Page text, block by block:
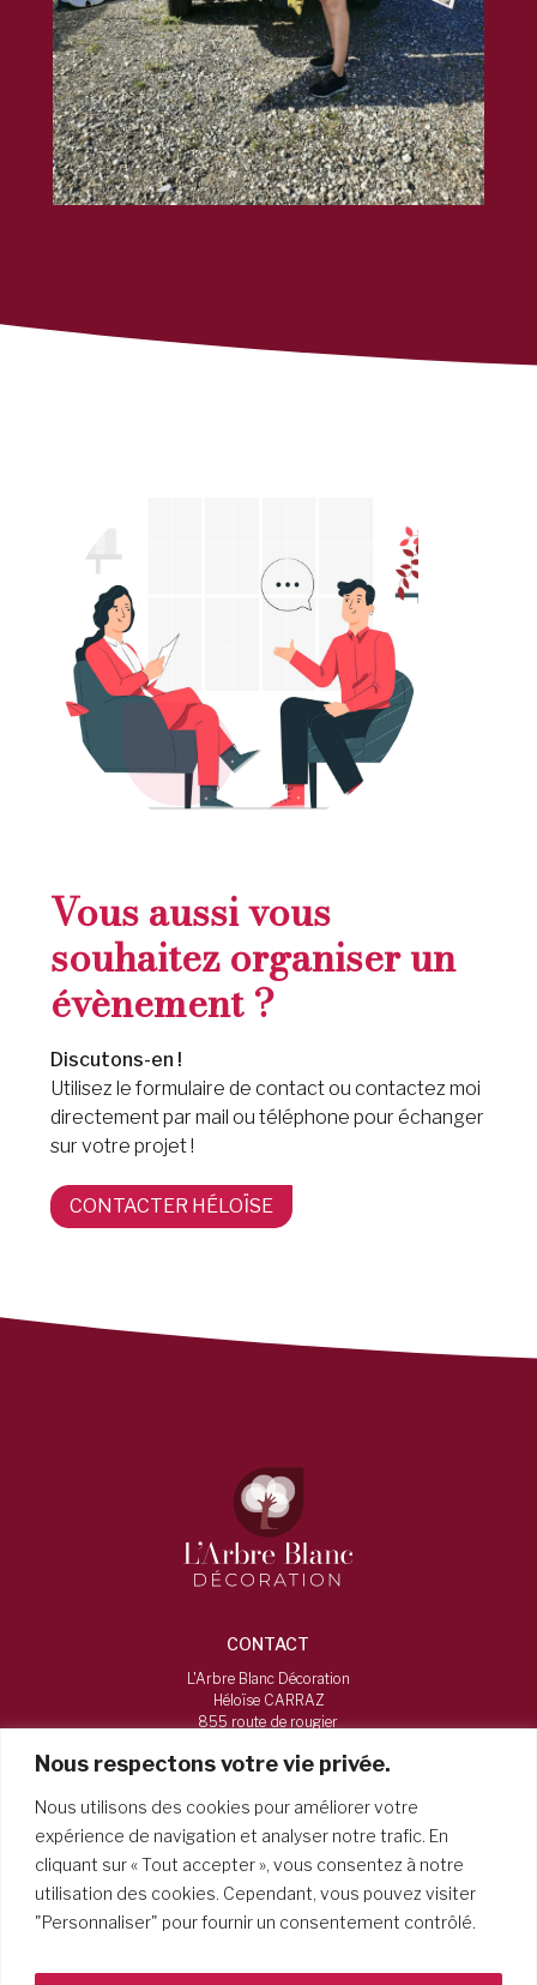
Nous respectons votre vie privée.
Nous utilisons des cookies pour améliorer votre
expérience de navigation et analyser notre trafic. En
cliquant sur « Tout accepter », vous consentez à notre
utilisation des cookies. Cependant, vous pouvez visiter
"Personnaliser" pour fournir un consentement contrôlé.
Vous aussi vous
souhaitez organiser un
évènement ?
Discutons-en !
Utilisez le formulaire de contact ou contactez moi
directement par mail ou téléphone pour échanger
sur votre projet !
CONTACTER HÉLOÏSE
CONTACT
L'Arbre Blanc Décoration
Héloïse CARRAZ
855 route de rougier
larbreblancdecoration@gmail.com
HORAIRES
Du mardi au samedi, de 9h à 19h